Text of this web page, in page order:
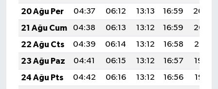
20 Ağu Per
04:37 06:12 13:13 16:59
20:04
21 Ağu Cum
04:38 06:13 13:12 16:59
20:02
22 Ağu Cts
04:39 06:14 13:12 16:58
20:01
23 Ağu Paz
04:41 06:15 13:12 16:57
19:59
24 Ağu Pts
04:42 06:16 13:12 16:56
19:58